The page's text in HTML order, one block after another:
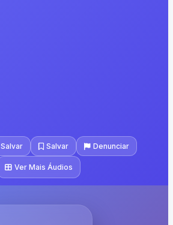
Salvar Salvar Denunciar
Ver Mais Áudios